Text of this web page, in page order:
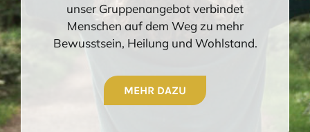
unser Gruppenangebot verbindet
Menschen auf dem Weg zu mehr
Bewusstsein, Heilung und Wohlstand.
MEHR DAZU